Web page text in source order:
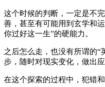
这个时候的判断，一定是不
善，甚至有可能用到玄学和
你过好这一生”的硬能力。
之后怎么走，也没有所谓的“
步，随时对现实变化，做出应
在这个探索的过程中，犯错